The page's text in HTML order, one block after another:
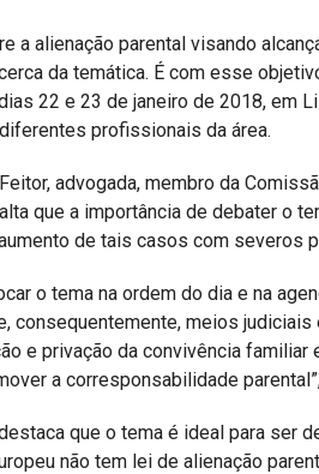
a alienação parental visando
da temática. É com esse
22 e 23 de janeiro de 2018, em
profissionais da área.
advogada, membro da
que a importância de debater o
de tais casos com severos
o tema na ordem do dia e na
consequentemente, meios
e privação da convivência
a corresponsabilidade
que o tema é ideal para ser
não tem lei de alienação